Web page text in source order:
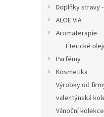
Doplňky stravy -
ALOE VIA
Aromaterapie
Éterické
Parfémy
Kosmetika
Výrobky od
valentýnská
Vánoční